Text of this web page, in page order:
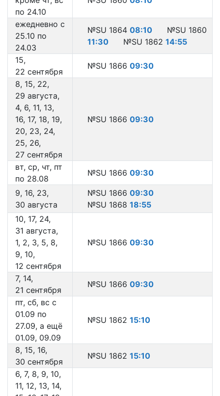
по 24.10
ежедневно с
25.10 по
24.03
№SU 1864 08:10
№SU 1860
11:30
№SU 1862 14:55
15,
22 сентября
№SU 1866 09:30
8, 15, 22,
29 августа,
4, 6, 11, 13,
16, 17, 18, 19,
20, 23, 24,
25, 26,
27 сентября
№SU 1866 09:30
вт, ср, чт, пт
по 28.08
№SU 1866 09:30
9, 16, 23,
30 августа
№SU 1866 09:30
№SU 1868 18:55
10, 17, 24,
31 августа,
1, 2, 3, 5, 8,
9, 10,
12 сентября
№SU 1866 09:30
7, 14,
21 сентября
№SU 1866 09:30
пт, сб, вс с
01.09 по
27.09, а ещё
01.09, 09.09
№SU 1862 15:10
8, 15, 16,
30 сентября
№SU 1862 15:10
6, 7, 8, 9, 10,
11, 12, 13, 14,